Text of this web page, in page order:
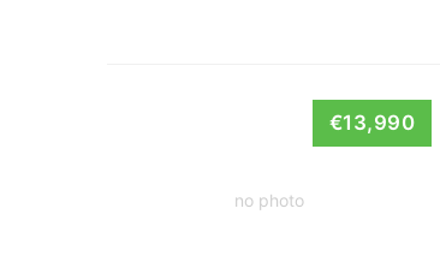
no photo
€13,990